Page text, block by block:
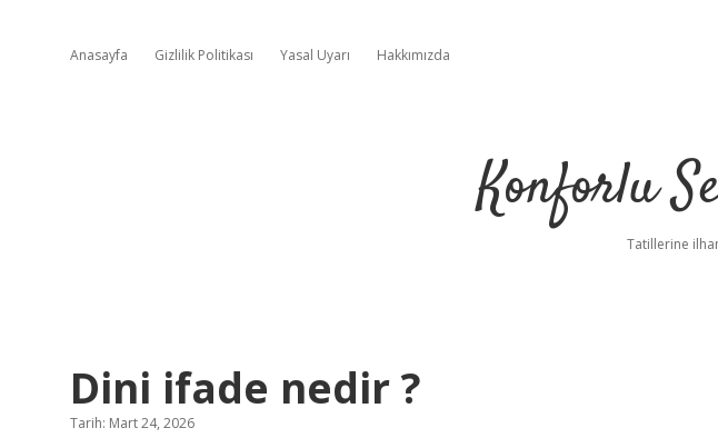
Anasayfa Gizlilik Politikası Yasal Uyarı Hakkımızda
Konforlu
Tatillerine
Dini ifade nedir ?
Tarih: Mart 24, 2026